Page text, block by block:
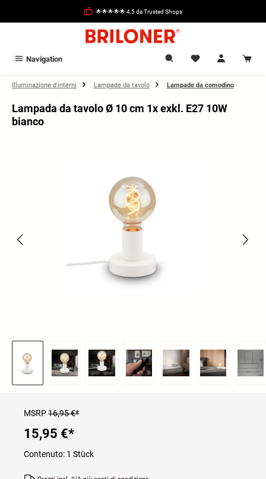
🌟🌟🌟🌟🌟 4,5 da Trusted Shops
Navigation
Illuminazione d'interni Lampade da tavolo Lampade da comodino
Lampada da tavolo Ø 10 cm 1x exkl. E27 10W
bianco
MSRP16,95 €*
15,95 €*
Contenuto: 1 Stück